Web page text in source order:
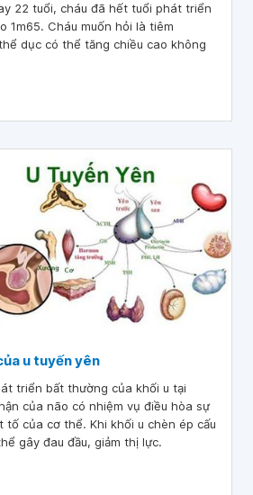
22 tuổi, cháu đã hết tuổi phát triển
1m65. Cháu muốn hỏi là tiêm
dục có thể tăng chiều cao không
u tuyến yên
triển bất thường của khối u tại
của não có nhiệm vụ điều hòa sự
tố của cơ thể. Khi khối u chèn ép cấu
gây đau đầu, giảm thị lực.